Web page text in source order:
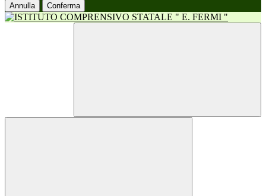
Annulla Conferma